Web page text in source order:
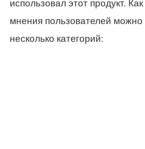
использовал этот продукт.
мнения пользователей можно
несколько категорий: